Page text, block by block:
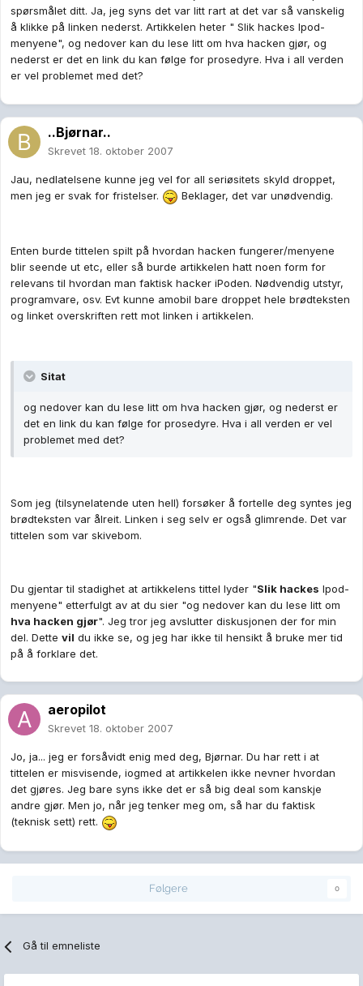
spørsmålet ditt. Ja, jeg syns det var litt rart at det var så vanskelig
å klikke på linken nederst. Artikkelen heter " Slik hackes Ipod-
menyene", og nedover kan du lese litt om hva hacken gjør, og
nederst er det en link du kan følge for prosedyre. Hva i all verden
er vel problemet med det?
..Bjørnar..
Skrevet 18. oktober 2007
Jau, nedlatelsene kunne jeg vel for all seriøsitets skyld droppet,
men jeg er svak for fristelser.
Beklager, det var unødvendig.
Enten burde tittelen spilt på hvordan hacken fungerer/menyene
blir seende ut etc, eller så burde artikkelen hatt noen form for
relevans til hvordan man faktisk hacker iPoden. Nødvendig utstyr,
programvare, osv. Evt kunne amobil bare droppet hele brødteksten
og linket overskriften rett mot linken i artikkelen.
Sitat
og nedover kan du lese litt om hva hacken gjør, og nederst er
det en link du kan følge for prosedyre. Hva i all verden er vel
problemet med det?
Som jeg (tilsynelatende uten hell) forsøker å fortelle deg syntes jeg
brødteksten var ålreit. Linken i seg selv er også glimrende. Det var
tittelen som var skivebom.
Du gjentar til stadighet at artikkelens tittel lyder "Slik hackes Ipod-
menyene" etterfulgt av at du sier "og nedover kan du lese litt om
hva hacken gjør". Jeg tror jeg avslutter diskusjonen der for min
del. Dette vil du ikke se, og jeg har ikke til hensikt å bruke mer tid
på å forklare det.
aeropilot
Skrevet 18. oktober 2007
Jo, ja... jeg er forsåvidt enig med deg, Bjørnar. Du har rett i at
tittelen er misvisende, iogmed at artikkelen ikke nevner hvordan
det gjøres. Jeg bare syns ikke det er så big deal som kanskje
andre gjør. Men jo, når jeg tenker meg om, så har du faktisk
(teknisk sett) rett.
Følgere 0
Gå til emneliste